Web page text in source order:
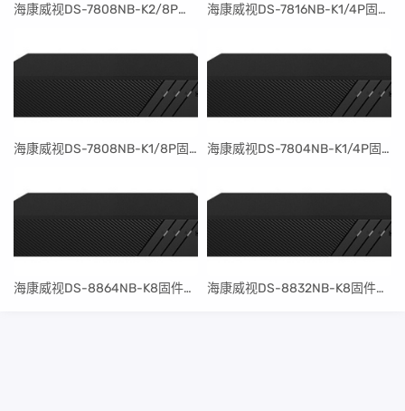
​海康威视DS-7808NB-K2/8P固件升级包V4.30.097build240401 ​海康威视DS-7816NB-K1/4P固件升级包V4.30.097build240401
​海康威视DS-7808NB-K1/8P固件升级包V4.30.097build240401 ​海康威视DS-7804NB-K1/4P固件升级包V4.30.097build240401
​海康威视DS-8864NB-K8固件升级包V4.30.097build240401 ​海康威视DS-8832NB-K8固件升级包V4.30.097build240401